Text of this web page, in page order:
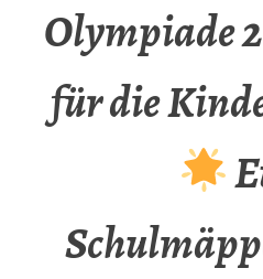
Olympiade
für die